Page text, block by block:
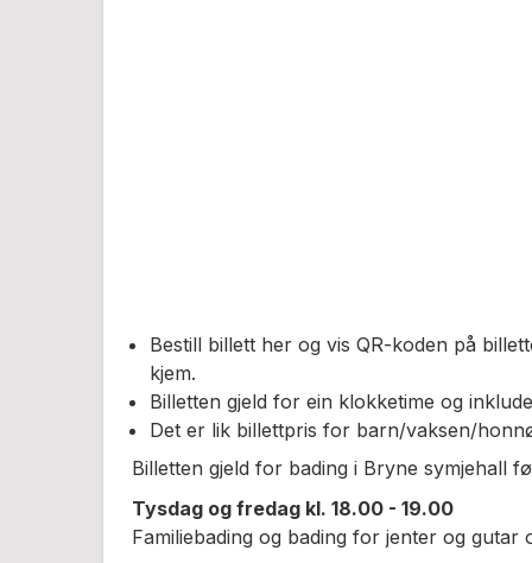
Bestill billett her og vis QR-koden på
kjem.
Billetten gjeld for ein klokketime og
Det er lik billettpris for barn/vaksen/
Billetten gjeld for bading i Bryne symjehall
Tysdag og fredag kl. 18.00 - 19.00
Familiebading og bading for jenter og gutar